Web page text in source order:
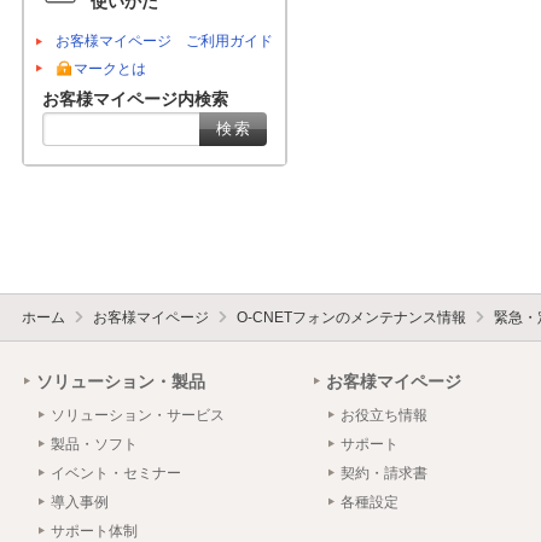
お客様マイページ ご利用ガイド
マークとは
お客様マイページ内検索
ホーム お客様マイページ O-CNETフォンのメンテナンス情報 緊急・
ソリューション・製品
ソリューション・サービス
製品・ソフト
イベント・セミナー
導入事例
サポート体制
お客様マイページ
お役立ち情報
サポート
契約・請求書
各種設定